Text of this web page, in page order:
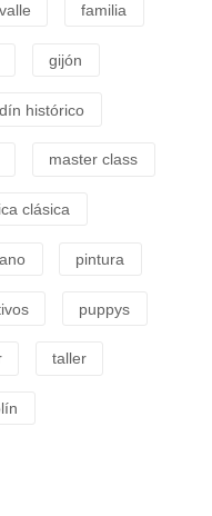
familia
gijón
histórico
master class
clásica
pintura
puppys
taller